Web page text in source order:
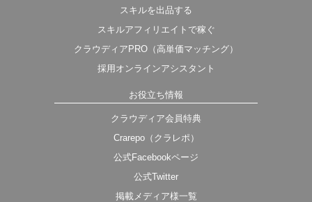
スキルを出品する
スキルアフィリエイトで稼ぐ
クラウディアPRO（高単価マッチング）
採用オンラインアシスタント
お役立ち情報
クラウディア会員特典
Crarepo（クラレポ）
公式Facebookページ
公式Twitter
掲載メディア様一覧